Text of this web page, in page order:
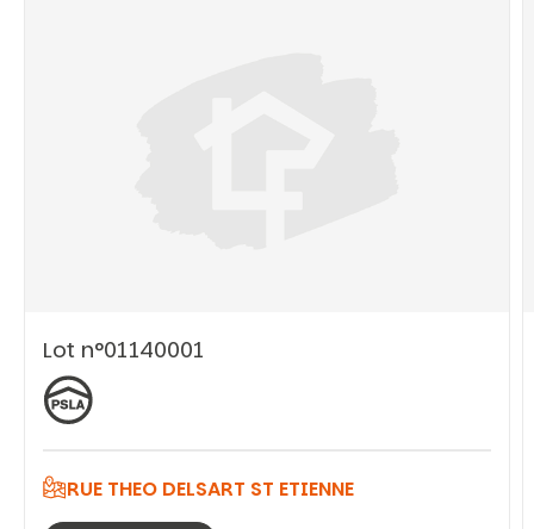
Vous recherchez&nbsp;:
Lot n°01140001
RUE THEO DELSART ST ETIENNE